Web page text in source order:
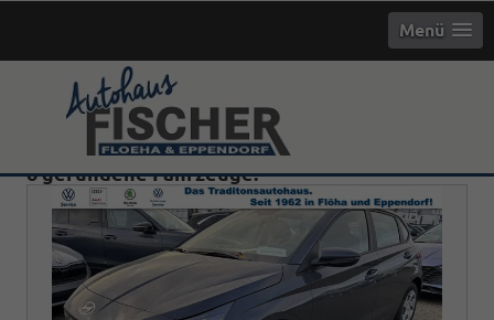
Menü
6 gefundene Fahrzeuge: